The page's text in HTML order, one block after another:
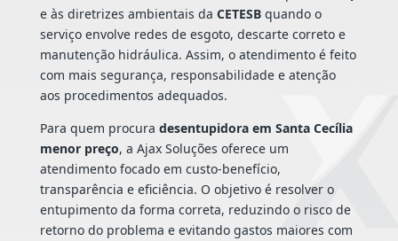
e às diretrizes ambientais da CETESBquando o
serviço envolve redes de esgoto, descarte correto e
manutenção hidráulica. Assim, o atendimento é feito
com mais segurança, responsabilidade e atenção
aos procedimentos adequados.
Para quem procura desentupidora em Santa Cecília
menor preço, a Ajax Soluções oferece um
atendimento focado em custo-benefício,
transparência e eficiência. O objetivo é resolver o
entupimento da forma correta, reduzindo o risco de
retorno do problema e evitando gastos maiores com